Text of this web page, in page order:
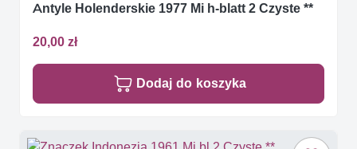
Antyle Holenderskie 1977 Mi h-blatt 2 Czyste **
20,00 zł
Dodaj do koszyka